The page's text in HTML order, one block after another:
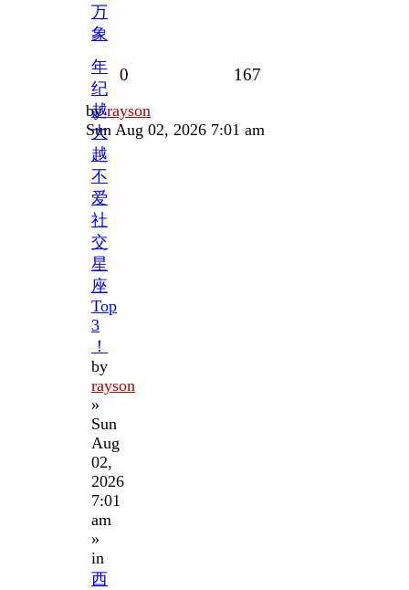
万
象
年
纪
越
大
越
不
爱
社
交
星
座
Top
3
！
by
rayson
»
Sun
Aug
02,
2026
7:01
am
»
in
西
0 167
Last
post
byrayson
Sun Aug 02, 2026 7:01 am